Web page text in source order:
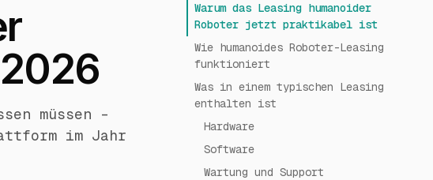
müssen –
im Jahr
Warum das Leasing humanoider
Roboter jetzt praktikabel ist
Wie humanoides Roboter-Leasing
funktioniert
Was in einem typischen Leasing
enthalten ist
Hardware
Software
Wartung und Support